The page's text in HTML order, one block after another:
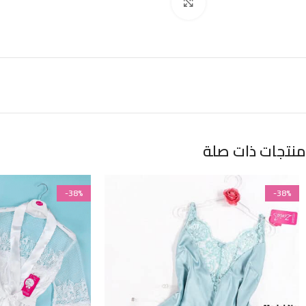
منتجات ذات صلة
-38%
-38%